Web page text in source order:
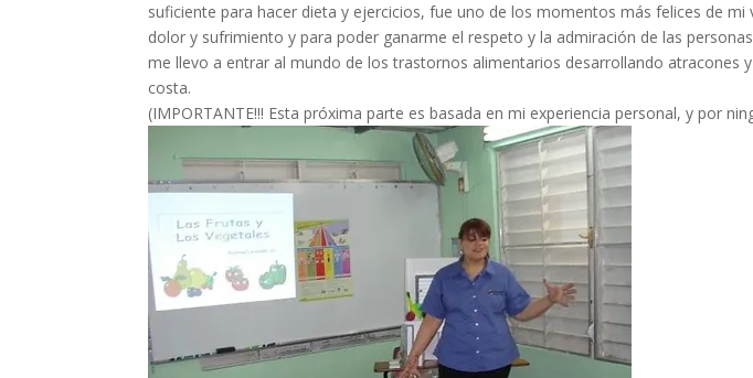
suficiente para hacer dieta y ejercicios, fue uno de los momentos más felices de
dolor y sufrimiento y para poder ganarme el respeto y la admiración de las
me llevo a entrar al mundo de los trastornos alimentarios desarrollando
costa.
(IMPORTANTE!!! Esta próxima parte es basada en mi experiencia personal, y por